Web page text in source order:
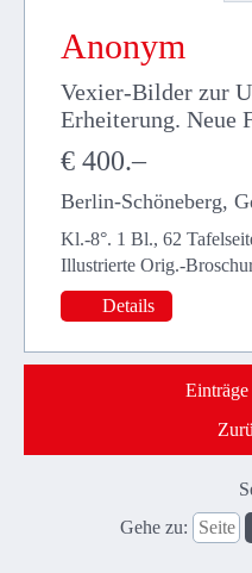
Anonym
Vexier-Bilder zur
Erheiterung. Neue
€ 400.–
Berlin-Schöneberg,
Kl.-8°. 1 Bl., 62
Illustrierte Orig.-
Details
Gehe zu: